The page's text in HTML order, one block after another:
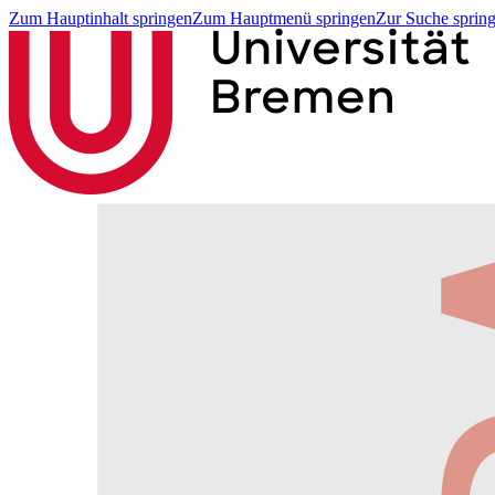
Zum Hauptinhalt springenZum Hauptmenü springenZur Suche